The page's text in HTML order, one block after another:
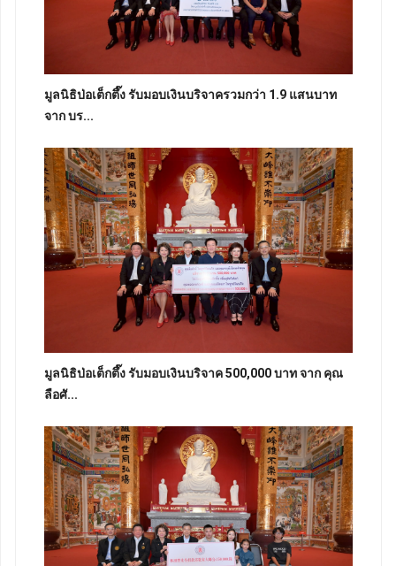
มูลนิธิป่อเต็กตึ๊ง รับมอบเงินบริจาครวมกว่า 1.9 แสนบาท
จาก บร...
มูลนิธิป่อเต็กตึ๊ง รับมอบเงินบริจาค 500,000 บาท จาก คุณ
ลือศั...